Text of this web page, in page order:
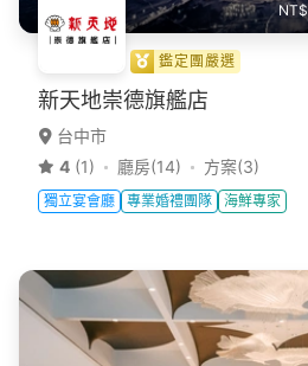
NT$
鑑定團嚴選
新天地崇德旗艦店
台中市
4 (1) 廳房(14) 方案(3)
獨立宴會廳 專業婚禮團隊 海鮮專家